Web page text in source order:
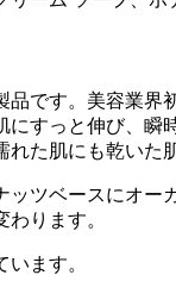
です。美容業界
すっと伸び、瞬
た肌にも乾いた
ツベースにオ
ります。
ます。